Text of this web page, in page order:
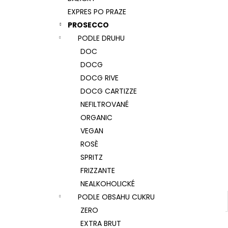
EXPRES PO PRAZE
PROSECCO
PODLE DRUHU
DOC
DOCG
DOCG RIVE
DOCG CARTIZZE
NEFILTROVANÉ
ORGANIC
VEGAN
ROSÈ
SPRITZ
FRIZZANTE
NEALKOHOLICKÉ
PODLE OBSAHU CUKRU
ZERO
EXTRA BRUT
CORVEZZO SHAKE ME, COL FONDO,
ROSÉ, DOC
262 Kč